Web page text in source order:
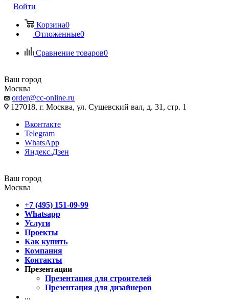
Войти
Корзина0
Отложенные0
Сравнение товаров0
Ваш город
Москва
order@cc-online.ru
127018, г. Москва, ул. Сущевский вал, д. 31, стр. 1
Вконтакте
Telegram
WhatsApp
Яндекс.Дзен
Ваш город
Москва
+7 (495) 151-09-99
Whatsapp
Услуги
Проекты
Как купить
Компания
Контакты
Презентации
Презентация для строителей
Презентация для дизайнеров
...